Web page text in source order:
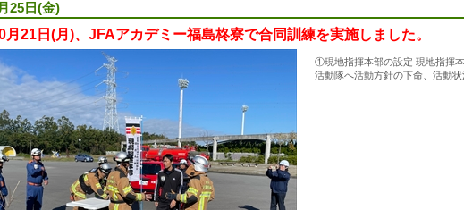
25日(金)
月21日(月)、JFAアカデミー福島柊寮で合同訓練を実施しました。
①現地指揮本部の設定 現地指揮
活動隊へ活動方針の下命、活動状